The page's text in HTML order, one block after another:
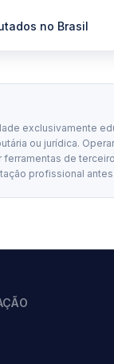
no Brasil
exclusivamente
ou jurídica.
de
profissional